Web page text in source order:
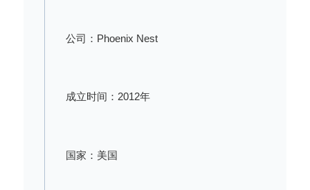
公司：Phoenix Nest
成立时间：2012年
国家：美国